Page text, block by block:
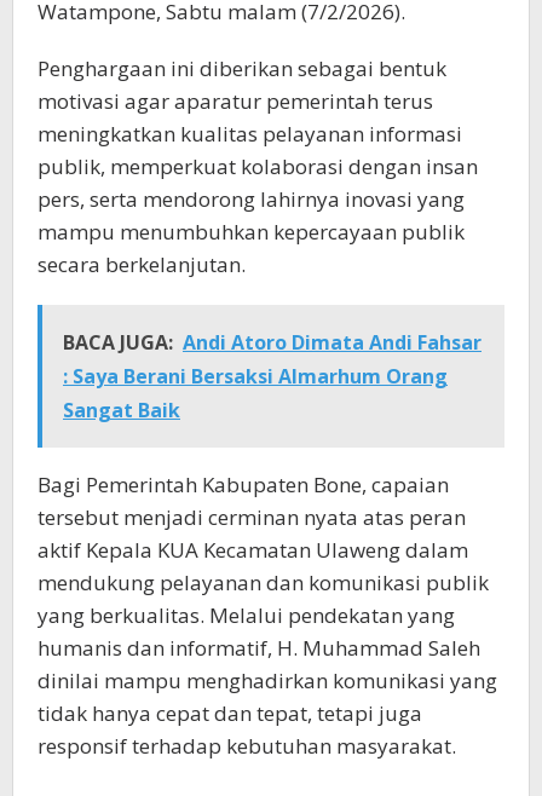
Watampone, Sabtu malam (7/2/2026).
Penghargaan ini diberikan sebagai bentuk
motivasi agar aparatur pemerintah terus
meningkatkan kualitas pelayanan informasi
publik, memperkuat kolaborasi dengan insan
pers, serta mendorong lahirnya inovasi yang
mampu menumbuhkan kepercayaan publik
secara berkelanjutan.
BACA JUGA: Andi Atoro Dimata Andi Fahsar
: Saya Berani Bersaksi Almarhum Orang
Sangat Baik
Bagi Pemerintah Kabupaten Bone, capaian
tersebut menjadi cerminan nyata atas peran
aktif Kepala KUA Kecamatan Ulaweng dalam
mendukung pelayanan dan komunikasi publik
yang berkualitas. Melalui pendekatan yang
humanis dan informatif, H. Muhammad Saleh
dinilai mampu menghadirkan komunikasi yang
tidak hanya cepat dan tepat, tetapi juga
responsif terhadap kebutuhan masyarakat.